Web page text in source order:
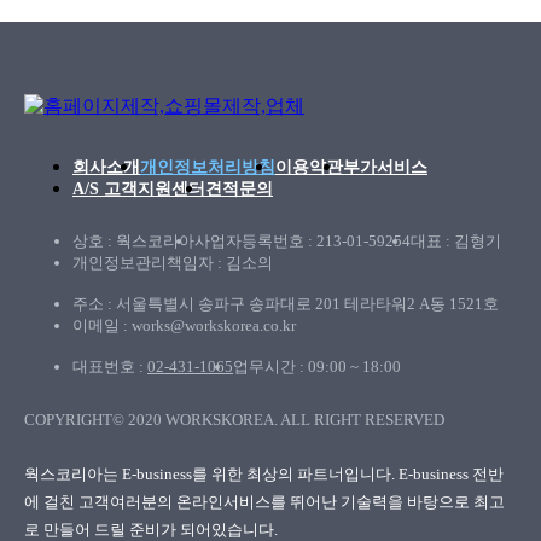
회사소개 개인정보처리방침 이용약관부가서비스
A/S 고객지원센터 견적문의
상호 : 웍스코리아사업자등록번호 : 213-01-59254대표 : 김형기
개인정보관리책임자 : 김소의
주소 : 서울특별시 송파구 송파대로 201 테라타워2 A동 1521호
이메일 : works@workskorea.co.kr
대표번호 : 02-431-1065업무시간 : 09:00 ~ 18:00
COPYRIGHT© 2020 WORKSKOREA. ALL RIGHT RESERVED
웍스코리아는 E-business를 위한 최상의 파트너입니다. E-business 전반
에 걸친 고객여러분의 온라인서비스를 뛰어난 기술력을 바탕으로 최고
로 만들어 드릴 준비가 되어있습니다.
웍스코리아